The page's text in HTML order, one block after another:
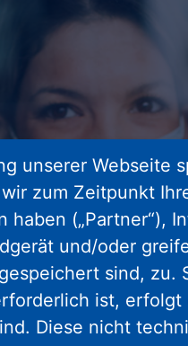
unserer Webseite
zum Zeitpunkt
haben („Partner“),
und/oder
sind, zu.
ist, erfolgt
Diese nicht